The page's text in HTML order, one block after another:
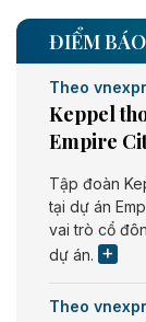
ĐIỂM
Theo
Keppel
Empire
Tập đoàn
tại dự án
vai trò cổ
dự án.
Theo